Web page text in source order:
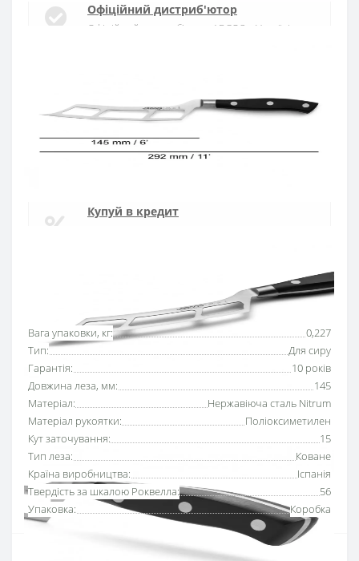
Основні характеристики Всі характеристики
Вага упаковки, кг:
0,227
Тип:
Для сиру
Гарантія:
10 років
Довжина леза, мм:
145
Матеріал:
Нержавіюча сталь Nitrum
Матеріал рукоятки:
Поліоксиметилен
Кут заточування:
15
Тип леза:
Коване
Країна виробництва:
Іспанія
Твердість за шкалою Роквелла:
56
Упаковка:
Коробка
Офіційний дистриб'ютор
Офіційний дистриб'ютор ARCOS в Україні
Доставка протягом 1-3 днів по Україні
Гарантія якості
10 років гарантія на ножі
Купуй в кредит